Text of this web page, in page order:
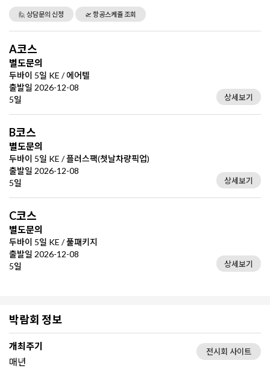
🙋 상담문의 신청 🛫 항공스케쥴 조회
A코스
별도문의
두바이 5일 KE / 에어텔
출발일 2026-12-08
5일
상세보기
B코스
별도문의
두바이 5일 KE / 플러스팩(첫날차량픽업)
출발일 2026-12-08
5일
상세보기
C코스
별도문의
두바이 5일 KE / 풀패키지
출발일 2026-12-08
5일
상세보기
박람회 정보
개최주기
매년
전시회 사이트